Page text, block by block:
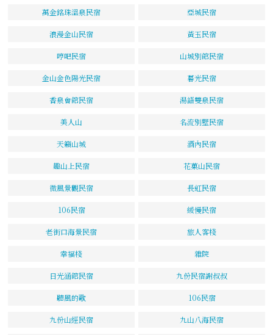
萬金銘珠溫泉民宿 亞城民宿
浪漫金山民宿 黃玉民宿
哼吧民宿 山城別館民宿
金山金色陽光民宿 暮光民宿
香泉會館民宿 湯語雙泉民宿
美人山 名流別墅民宿
天籟山城 酒內民宿
趣山上民宿 花菓山民宿
微風景觀民宿 長虹民宿
106民宿 緩慢民宿
老街口海景民宿 旅人客棧
幸福棧 雜院
日光涵館民宿 九份民宿謝叔叔
聽風的歌 106民宿
九份山經民宿 九山八海民宿